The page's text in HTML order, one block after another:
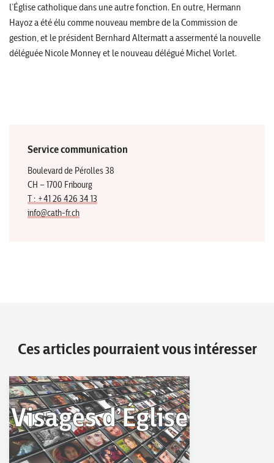
l’Église catholique dans une autre fonction. En outre, Hermann
Hayoz a été élu comme nouveau membre de la Commission de
gestion, et le président Bernhard Altermatt a assermenté la nouvelle
déléguée Nicole Monney et le nouveau délégué Michel Vorlet.
Service communication
Boulevard de Pérolles 38
CH – 1700 Fribourg
T : +41 26 426 34 13
info@cath-fr.ch
Ces articles pourraient vous intéresser